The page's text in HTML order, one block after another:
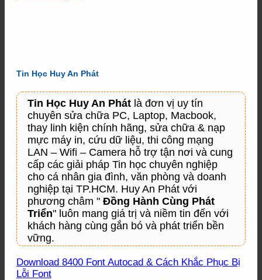
Tin Học Huy An Phát
Tin Học Huy An Phátlà đơn vị uy tín
chuyên sửa chữa PC, Laptop, Macbook,
thay linh kiện chính hãng, sửa chữa & nạp
mực máy in, cứu dữ liệu, thi công mạng
LAN – Wifi – Camera hỗ trợ tận nơi và cung
cấp các giải pháp Tin học chuyên nghiệp
cho cá nhân gia đình, văn phòng và doanh
nghiệp tại TP.HCM. Huy An Phát với
phương châm "Đồng Hành Cùng Phát
Triển" luôn mang giá trị và niềm tin đến với
khách hàng cùng gắn bó và phát triển bền
vững.
Download 8400 Font Autocad & Cách Khắc Phục Bị
Lỗi Font